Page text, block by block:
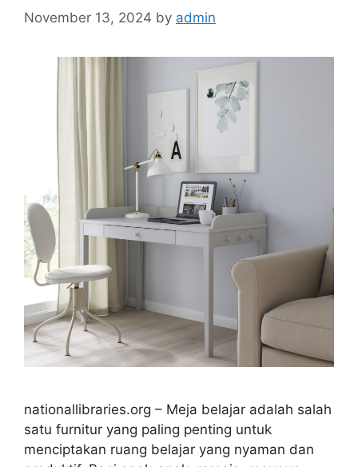
November 13, 2024 by admin
nationallibraries.org – Meja belajar adalah salah
satu furnitur yang paling penting untuk
menciptakan ruang belajar yang nyaman dan